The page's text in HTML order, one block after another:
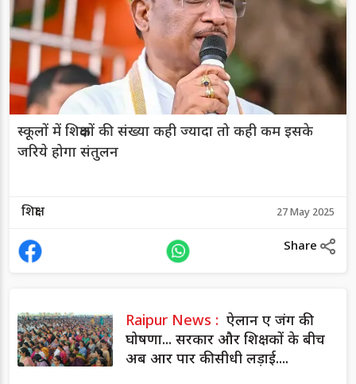
स्कूलों में शिक्षकों की संख्या कही ज्यादा तो कही कम इसके
जरिये होगा संतुलन
शिक्षा 27 May 2025
Share
Raipur News : ऐलान ए जंग की
घोषणा... सरकार और शिक्षकों के बीच
अब आर पार की सीधी लड़ाई....